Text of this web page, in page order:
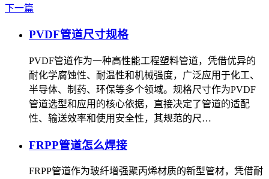
下一篇
PVDF管道尺寸规格
PVDF管道作为一种高性能工程塑料管道，凭借优异的
耐化学腐蚀性、耐温性和机械强度，广泛应用于化工、
半导体、制药、环保等多个领域。规格尺寸作为PVDF
管道选型和应用的核心依据，直接决定了管道的适配
性、输送效率和使用安全性，其规范的尺…
FRPP管道怎么焊接
FRPP管道作为玻纤增强聚丙烯材质的新型管材，凭借耐